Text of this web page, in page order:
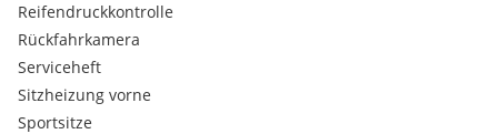
Reifendruckkontrolle
Rückfahrkamera
Serviceheft
Sitzheizung vorne
Sportsitze